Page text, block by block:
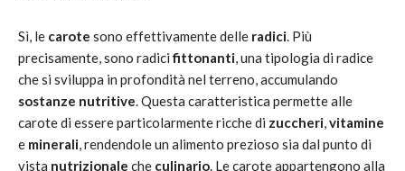
Sì, le carote sono effettivamente delle radici. Più
precisamente, sono radicifittonanti, una tipologia di radice
che si sviluppa in profondità nel terreno, accumulando
sostanze nutritive. Questa caratteristica permette alle
carote di essere particolarmente ricche di zuccheri,vitamine
e minerali, rendendole un alimento prezioso sia dal punto di
vista nutrizionale che culinario. Le carote appartengono alla